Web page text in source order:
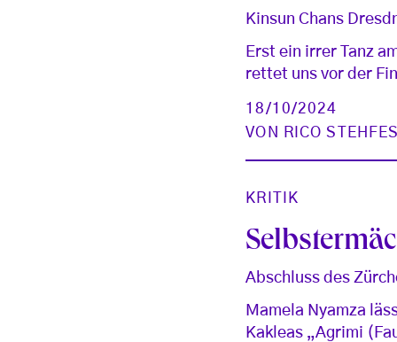
Kinsun Chans
Erst ein irrer Tanz
rettet uns vor der
18/10/2024
VON
RICO
KRITIK
Abschluss des
Mamela Nyamza
Kakleas „Agrimi